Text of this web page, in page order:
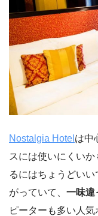
Nostalgia Hotel は中
スには使いにくい
るにはちょうどい
がっていて、 一味違
ピーターも多い人気